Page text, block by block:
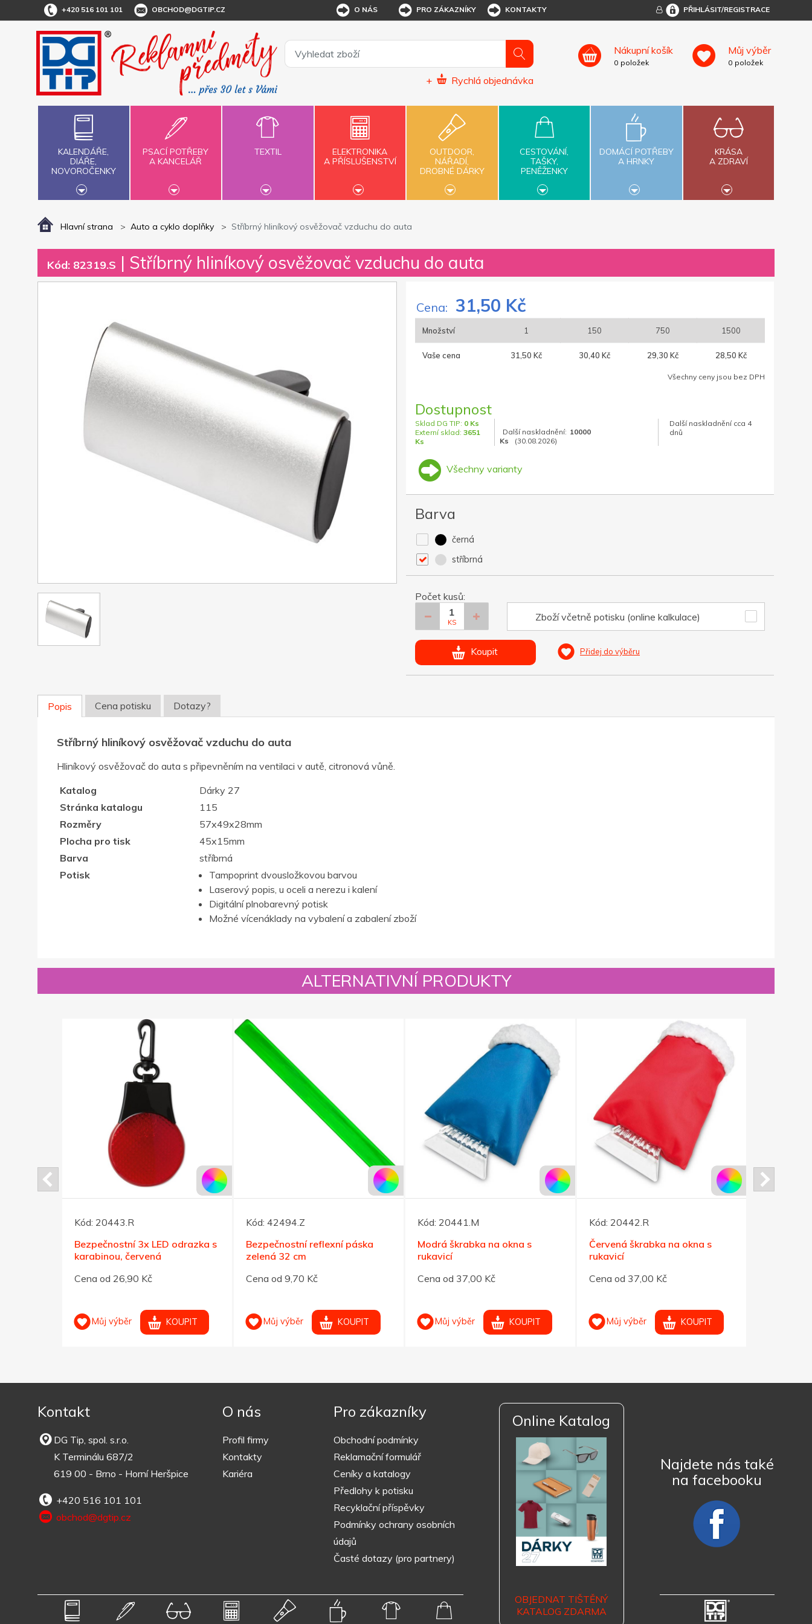
+420 516 101 101 OBCHOD@DGTIP.CZ O NÁS PRO ZÁKAZNÍKY KONTAKTY PŘIHLÁSIT/REGISTRACE
+ Rychlá objednávka
Nákupní košík
0 položek
Můj výběr
0 položek
KALENDÁŘE,
DIÁŘE,
NOVOROČENKY
PSACÍ POTŘEBY
A KANCELÁŘ
TEXTIL
ELEKTRONIKA
A PŘÍSLUŠENSTVÍ
OUTDOOR,
NÁŘADÍ,
DROBNÉ DÁRKY
CESTOVÁNÍ,
TAŠKY,
PENĚŽENKY
DOMÁCÍ POTŘEBY
A HRNKY
KRÁSA
A ZDRAVÍ
Hlavní strana Auto a cyklo doplňky Stříbrný hliníkový osvěžovač vzduchu do auta
Kód: 82319.S | Stříbrný hliníkový osvěžovač vzduchu do auta
Cena: 31,50 Kč
Množství 1 150 750 1500
Vaše cena 31,50 Kč 30,40 Kč 29,30 Kč 28,50 Kč
Všechny ceny jsou bez DPH
Dostupnost
Sklad DG TIP: 0 Ks
Externí sklad: 3651
Ks
Další naskladnění: 10000
Ks
(30.08.2026)
Další naskladnění cca 4
dnů
Všechny varianty
Barva
černá
stříbrná
Počet kusů:
KS Zboží včetně potisku (online kalkulace)
Koupit Přidej do výběru
Popis Cena potisku Dotazy?
Stříbrný hliníkový osvěžovač vzduchu do auta
Hliníkový osvěžovač do auta s připevněním na ventilaci v autě, citronová vůně.
Katalog
Dárky 27
Stránka katalogu
115
Rozměry
57x49x28mm
Plocha pro tisk
45x15mm
Barva
stříbrná
Potisk
Tampoprint dvousložkovou barvou
Laserový popis, u oceli a nerezu i kalení
Digitální plnobarevný potisk
Možné vícenáklady na vybalení a zabalení zboží
ALTERNATIVNÍ PRODUKTY
Kód: 20443.R
Bezpečnostní 3x LED odrazka s
karabinou, červená
Cena od 26,90 Kč
Můj výběr KOUPIT
Kód: 42494.Z
Bezpečnostní reflexní páska
zelená 32 cm
Cena od 9,70 Kč
Můj výběr KOUPIT
Kód: 20441.M
Modrá škrabka na okna s
rukavicí
Cena od 37,00 Kč
Můj výběr KOUPIT
Kód: 20442.R
Červená škrabka na okna s
rukavicí
Cena od 37,00 Kč
Můj výběr KOUPIT
Kontakt
DG Tip, spol. s.r.o.
K Terminálu 687/2
619 00 - Brno - Horní Heršpice
+420 516 101 101
obchod@dgtip.cz
O nás
Profil firmy
Kontakty
Kariéra
Pro zákazníky
Obchodní podmínky
Reklamační formulář
Ceníky a katalogy
Předlohy k potisku
Recyklační příspěvky
Podmínky ochrany osobních
údajů
Časté dotazy (pro partnery)
Online Katalog
OBJEDNAT TIŠTĚNÝ
KATALOG ZDARMA
Najdete nás také
na facebooku